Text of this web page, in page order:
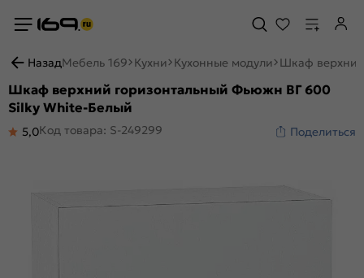
НазадМебель 169 Кухни Кухонные модули Шкаф
Шкаф верхний горизонтальный Фьюжн ВГ 600
Silky White-Белый
5,0Код товара: S-249299 Поделиться